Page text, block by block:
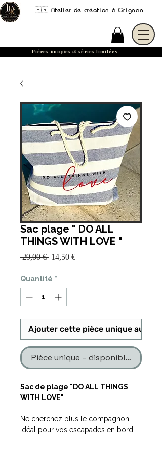
🇫🇷 Atelier de création à Grignan
Pièces uniques & séries limitées
Sac plage " DO ALL
THINGS WITH LOVE "
29,00 € Prix
14,50 €Prix
Quantité *
Ajouter cette pièce unique au
Pièce unique – disponible en un
Sac de plage "DO ALL THINGS
WITH LOVE"
Ne cherchez plus le compagnon
idéal pour vos escapades en bord